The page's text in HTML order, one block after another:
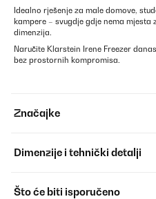
Idealno rješenje za male domove,
kampere – svugdje gdje nema
dimenzija.
Naručite Klarstein Irene Freezer
bez prostornih kompromisa.
Značajke
Dimenzije i tehnički detalji
Što će biti isporučeno